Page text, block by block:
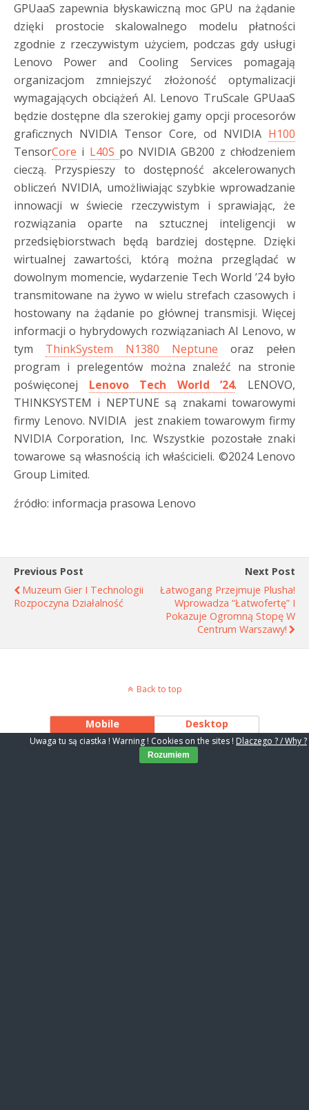
GPUaaS zapewnia błyskawiczną moc GPU na żądanie
dzięki prostocie skalowalnego modelu płatności
zgodnie z rzeczywistym użyciem, podczas gdy usługi
Lenovo Power and Cooling Services pomagają
organizacjom zmniejszyć złożoność optymalizacji
wymagających obciążeń AI. Lenovo TruScale GPUaaS
będzie dostępne dla szerokiej gamy opcji procesorów
graficznych NVIDIA Tensor Core, od NVIDIA H100
TensorCore i L40S po NVIDIA GB200 z chłodzeniem
cieczą. Przyspieszy to dostępność akcelerowanych
obliczeń NVIDIA, umożliwiając szybkie wprowadzanie
innowacji w świecie rzeczywistym i sprawiając, że
rozwiązania oparte na sztucznej inteligencji w
przedsiębiorstwach będą bardziej dostępne. Dzięki
wirtualnej zawartości, którą można przeglądać w
dowolnym momencie, wydarzenie Tech World ’24 było
transmitowane na żywo w wielu strefach czasowych i
hostowany na żądanie po głównej transmisji. Więcej
informacji o hybrydowych rozwiązaniach AI Lenovo, w
tym ThinkSystem N1380 Neptune oraz pełen
program i prelegentów można znaleźć na stronie
poświęconej Lenovo Tech World ’24. LENOVO,
THINKSYSTEM i NEPTUNE są znakami towarowymi
firmy Lenovo. NVIDIA jest znakiem towarowym firmy
NVIDIA Corporation, Inc. Wszystkie pozostałe znaki
towarowe są własnością ich właścicieli. ©2024 Lenovo
Group Limited.
źródło: informacja prasowa Lenovo
Previous Post
Muzeum Gier I Technologii
Rozpoczyna Działalność
Next Post
Łatwogang Przejmuje Plusha!
Wprowadza “Łatwofertę” I
Pokazuje Ogromną Stopę W
Centrum Warszawy!
Back to top
Mobile Desktop
Uwaga tu są ciastka ! Warning ! Cookies on the sites ! Dlaczego ? / Why ?
Rozumiem